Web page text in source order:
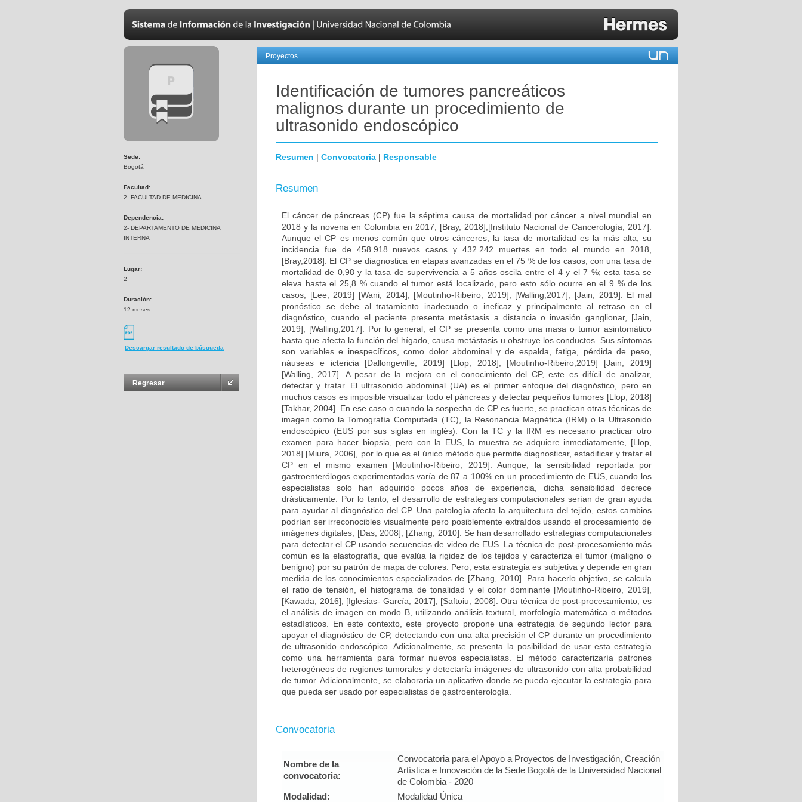
Sede:
Bogotá
Facultad:
2- FACULTAD DE MEDICINA
Dependencia:
2- DEPARTAMENTO DE MEDICINA
INTERNA
Lugar:
2
Duración:
12 meses
Descargar resultado de búsqueda
Regresar
Proyectos
Identificación de tumores pancreáticos
malignos durante un procedimiento de
ultrasonido endoscópico
Resumen | Convocatoria | Responsable
Resumen
El cáncer de páncreas (CP) fue la séptima causa de mortalidad por cáncer a nivel mundial en
2018 y la novena en Colombia en 2017, [Bray, 2018],[Instituto Nacional de Cancerología, 2017].
Aunque el CP es menos común que otros cánceres, la tasa de mortalidad es la más alta, su
incidencia fue de 458.918 nuevos casos y 432.242 muertes en todo el mundo en 2018,
[Bray,2018]. El CP se diagnostica en etapas avanzadas en el 75 % de los casos, con una tasa de
mortalidad de 0,98 y la tasa de supervivencia a 5 años oscila entre el 4 y el 7 %; esta tasa se
eleva hasta el 25,8 % cuando el tumor está localizado, pero esto sólo ocurre en el 9 % de los
casos, [Lee, 2019] [Wani, 2014], [Moutinho-Ribeiro, 2019], [Walling,2017], [Jain, 2019]. El mal
pronóstico se debe al tratamiento inadecuado o ineficaz y principalmente al retraso en el
diagnóstico, cuando el paciente presenta metástasis a distancia o invasión ganglionar, [Jain,
2019], [Walling,2017]. Por lo general, el CP se presenta como una masa o tumor asintomático
hasta que afecta la función del hígado, causa metástasis u obstruye los conductos. Sus síntomas
son variables e inespecíficos, como dolor abdominal y de espalda, fatiga, pérdida de peso,
náuseas e ictericia [Dallongeville, 2019] [Llop, 2018], [Moutinho-Ribeiro,2019] [Jain, 2019]
[Walling, 2017]. A pesar de la mejora en el conocimiento del CP, este es difícil de analizar,
detectar y tratar. El ultrasonido abdominal (UA) es el primer enfoque del diagnóstico, pero en
muchos casos es imposible visualizar todo el páncreas y detectar pequeños tumores [Llop, 2018]
[Takhar, 2004]. En ese caso o cuando la sospecha de CP es fuerte, se practican otras técnicas de
imagen como la Tomografía Computada (TC), la Resonancia Magnética (IRM) o la Ultrasonido
endoscópico (EUS por sus siglas en inglés). Con la TC y la IRM es necesario practicar otro
examen para hacer biopsia, pero con la EUS, la muestra se adquiere inmediatamente, [Llop,
2018] [Miura, 2006], por lo que es el único método que permite diagnosticar, estadificar y tratar el
CP en el mismo examen [Moutinho-Ribeiro, 2019]. Aunque, la sensibilidad reportada por
gastroenterólogos experimentados varía de 87 a 100% en un procedimiento de EUS, cuando los
especialistas solo han adquirido pocos años de experiencia, dicha sensibilidad decrece
drásticamente. Por lo tanto, el desarrollo de estrategias computacionales serían de gran ayuda
para ayudar al diagnóstico del CP. Una patología afecta la arquitectura del tejido, estos cambios
podrían ser irreconocibles visualmente pero posiblemente extraídos usando el procesamiento de
imágenes digitales, [Das, 2008], [Zhang, 2010]. Se han desarrollado estrategias computacionales
para detectar el CP usando secuencias de video de EUS. La técnica de post-procesamiento más
común es la elastografía, que evalúa la rigidez de los tejidos y caracteriza el tumor (maligno o
benigno) por su patrón de mapa de colores. Pero, esta estrategia es subjetiva y depende en gran
medida de los conocimientos especializados de [Zhang, 2010]. Para hacerlo objetivo, se calcula
el ratio de tensión, el histograma de tonalidad y el color dominante [Moutinho-Ribeiro, 2019],
[Kawada, 2016], [Iglesias- García, 2017], [Saftoiu, 2008]. Otra técnica de post-procesamiento, es
el análisis de imagen en modo B, utilizando análisis textural, morfología matemática o métodos
estadísticos. En este contexto, este proyecto propone una estrategia de segundo lector para
apoyar el diagnóstico de CP, detectando con una alta precisión el CP durante un procedimiento
de ultrasonido endoscópico. Adicionalmente, se presenta la posibilidad de usar esta estrategia
como una herramienta para formar nuevos especialistas. El método caracterizaría patrones
heterogéneos de regiones tumorales y detectaría imágenes de ultrasonido con alta probabilidad
de tumor. Adicionalmente, se elaboraria un aplicativo donde se pueda ejecutar la estrategia para
que pueda ser usado por especialistas de gastroenterología.
Convocatoria
Nombre de la
convocatoria:
Convocatoria para el Apoyo a Proyectos de Investigación, Creación
Artística e Innovación de la Sede Bogotá de la Universidad Nacional
de Colombia - 2020
Modalidad:
Modalidad Única